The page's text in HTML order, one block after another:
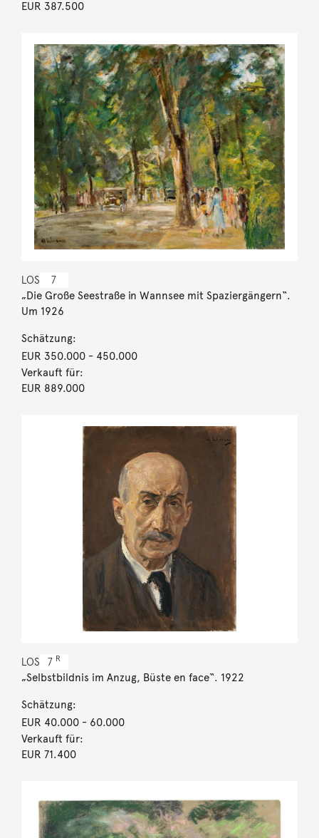
EUR 387.500
LOS 7
„Die Große Seestraße in Wannsee mit Spaziergängern“.
Um 1926
Schätzung:
EUR 350.000- 450.000
Verkauft für:
EUR 889.000
LOS 7 R
„Selbstbildnis im Anzug, Büste en face“. 1922
Schätzung:
EUR 40.000- 60.000
Verkauft für:
EUR 71.400